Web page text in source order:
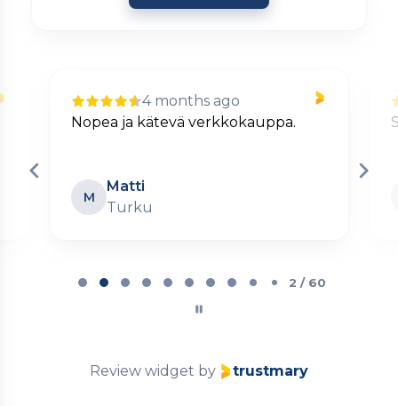
4 months ago
Nopea ja kätevä verkkokauppa.
M
Matti
Turku
2 / 60
Review widget by trustmary